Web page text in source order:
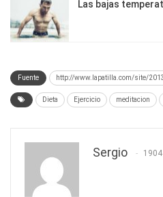
Las bajas
Fuente http://www.lapatilla.com/site/
Dieta Ejercicio meditacion
Sergio